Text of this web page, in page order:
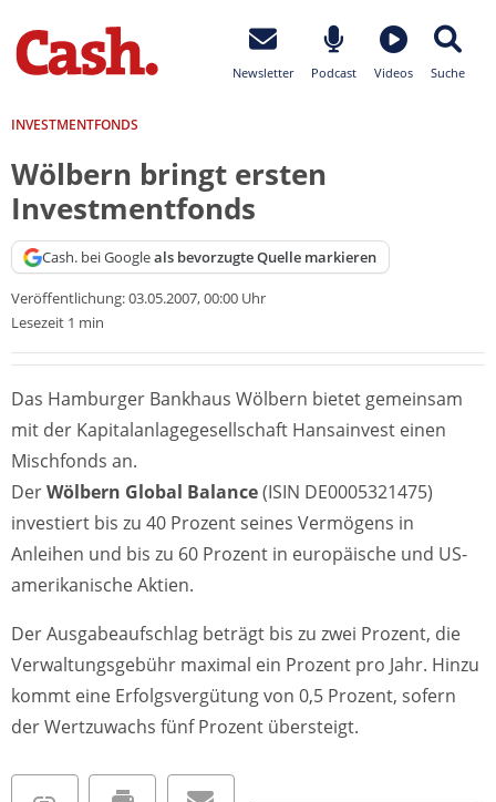
Newsletter Podcast Videos Suche
INVESTMENTFONDS
Wölbern bringt ersten
Investmentfonds
Cash. bei Googleals bevorzugte Quelle markieren
Veröffentlichung:03.05.2007, 00:00 Uhr
Lesezeit 1 min
Das Hamburger Bankhaus Wölbern bietet gemeinsam
mit der Kapitalanlagegesellschaft Hansainvest einen
Mischfonds an.
DerWölbern Global Balance(ISIN DE0005321475)
investiert bis zu 40 Prozent seines Vermögens in
Anleihen und bis zu 60 Prozent in europäische und US-
amerikanische Aktien.
Der Ausgabeaufschlag beträgt bis zu zwei Prozent, die
Verwaltungsgebühr maximal ein Prozent pro Jahr. Hinzu
kommt eine Erfolgsvergütung von 0,5 Prozent, sofern
der Wertzuwachs fünf Prozent übersteigt.